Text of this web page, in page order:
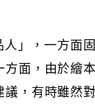
」，一方面
面，由於繪
，有時雖然